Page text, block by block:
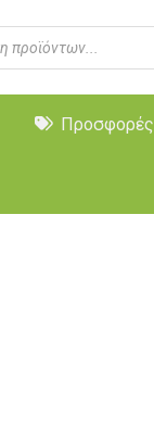
Προσφορές